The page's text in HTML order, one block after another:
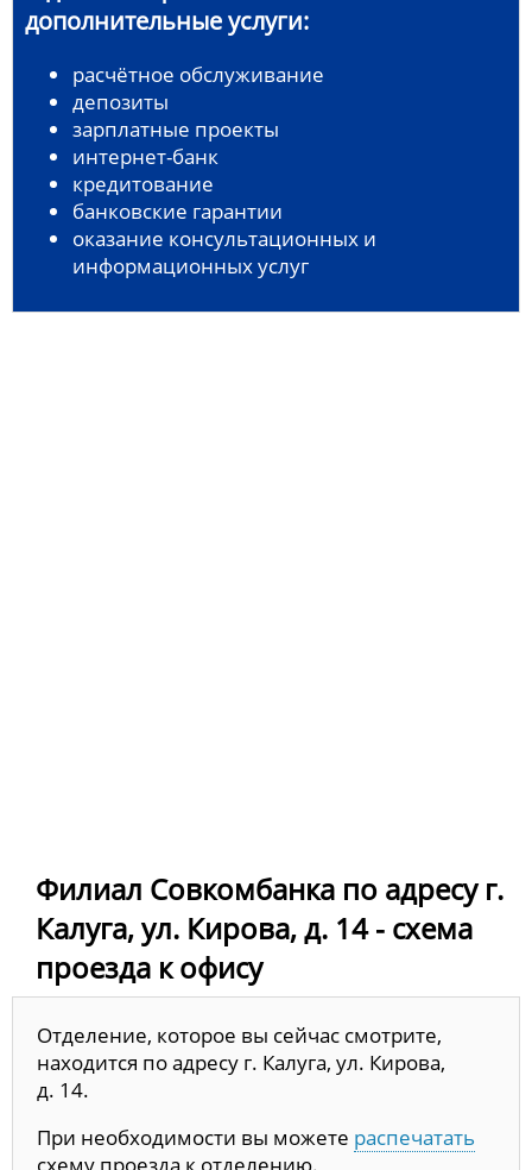
дополнительные услуги:
расчётное обслуживание
депозиты
зарплатные проекты
интернет-банк
кредитование
банковские гарантии
оказание консультационных и
информационных услуг
Филиал Совкомбанка по адресу г.
Калуга, ул. Кирова, д. 14 - схема
проезда к офису
Отделение, которое вы сейчас смотрите,
находится по адресу г. Калуга, ул. Кирова,
д. 14.
При необходимости вы можете распечатать